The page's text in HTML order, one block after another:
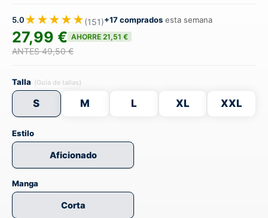
5.0★★★★★(151)+17 comprados esta semana
27,99 € AHORRE 21,51 €
ANTES 49,50 €
Talla (Guía de tallas)
S M L XL XXL
Estilo
Aficionado
Manga
Corta